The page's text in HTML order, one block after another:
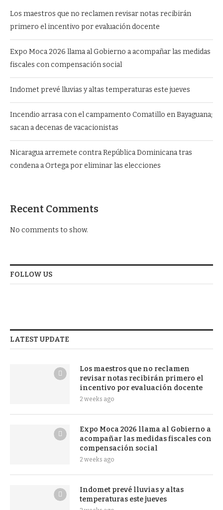
Los maestros que no reclamen revisar notas recibirán
primero el incentivo por evaluación docente
Expo Moca 2026 llama al Gobierno a acompañar las medidas
fiscales con compensación social
Indomet prevé lluvias y altas temperaturas este jueves
Incendio arrasa con el campamento Comatillo en Bayaguana;
sacan a decenas de vacacionistas
Nicaragua arremete contra República Dominicana tras
condena a Ortega por eliminar las elecciones
Recent Comments
No comments to show.
FOLLOW US
LATEST UPDATE
Los maestros que no reclamen
revisar notas recibirán primero el
incentivo por evaluación docente
2 weeks ago
Expo Moca 2026 llama al Gobierno a
acompañar las medidas fiscales con
compensación social
2 weeks ago
Indomet prevé lluvias y altas
temperaturas este jueves